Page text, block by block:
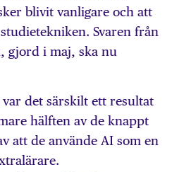
blivit vanligare och att
Svaren från
gjord i maj, ska nu
det särskilt ett resultat
hälften av de knappt
att de använde AI som en